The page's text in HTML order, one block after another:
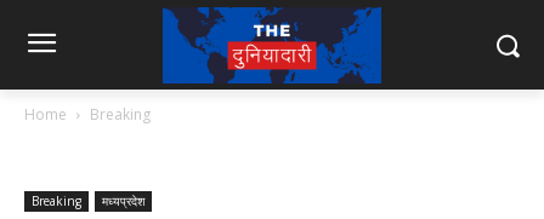
Home Breaking
Breaking मध्यप्रदेश